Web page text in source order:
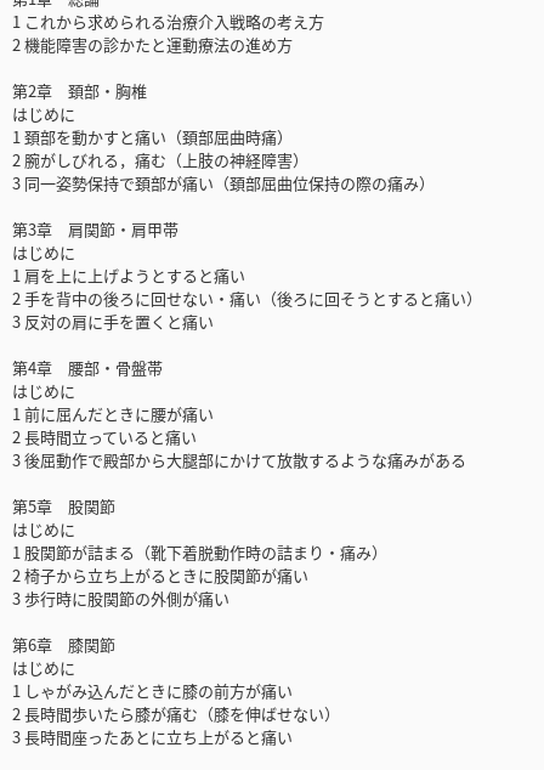
1 これから求められる治療介入戦略の考え方
2 機能障害の診かたと運動療法の進め方
第2章 頚部・胸椎
はじめに
1 頚部を動かすと痛い（頚部屈曲時痛）
2 腕がしびれる，痛む（上肢の神経障害）
3 同一姿勢保持で頚部が痛い（頚部屈曲位保持の際の痛み）
第3章 肩関節・肩甲帯
はじめに
1 肩を上に上げようとすると痛い
2 手を背中の後ろに回せない・痛い（後ろに回そうとすると痛い）
3 反対の肩に手を置くと痛い
第4章 腰部・骨盤帯
はじめに
1 前に屈んだときに腰が痛い
2 長時間立っていると痛い
3 後屈動作で殿部から大腿部にかけて放散するような痛みがある
第5章 股関節
はじめに
1 股関節が詰まる（靴下着脱動作時の詰まり・痛み）
2 椅子から立ち上がるときに股関節が痛い
3 歩行時に股関節の外側が痛い
第6章 膝関節
はじめに
1 しゃがみ込んだときに膝の前方が痛い
2 長時間歩いたら膝が痛む（膝を伸ばせない）
3 長時間座ったあとに立ち上がると痛い